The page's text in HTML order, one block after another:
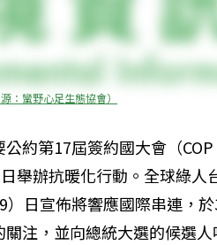
：蠻野心足生態協會）
約第17屆簽約國大會（
舉辦抗暖化行動。全球綠
）日宣佈將響應國際串連，
注，並向總統大選的候選